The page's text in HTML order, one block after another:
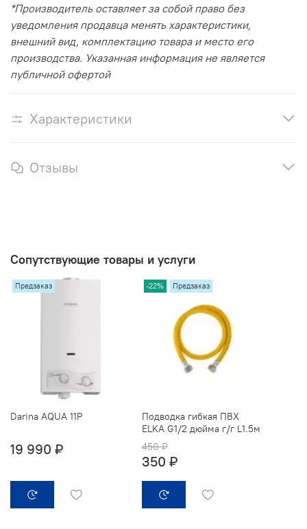
*Производитель оставляет за собой право без
уведомления продавца менять характеристики,
внешний вид, комплектацию товара и место его
производства. Указанная информация не является
публичной офертой
Характеристики
Отзывы
Сопутствующие товары и услуги
Предзаказ
Darina AQUA 11P
19 990 ₽
-22% Предзаказ
Подводка гибкая ПВХ
ELKA G1/2 дюйма г/г L1.5м
450 ₽
350 ₽